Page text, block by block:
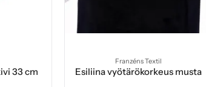
33 cm
Franzéns Textil
Esiliina vyötärökorkeus musta